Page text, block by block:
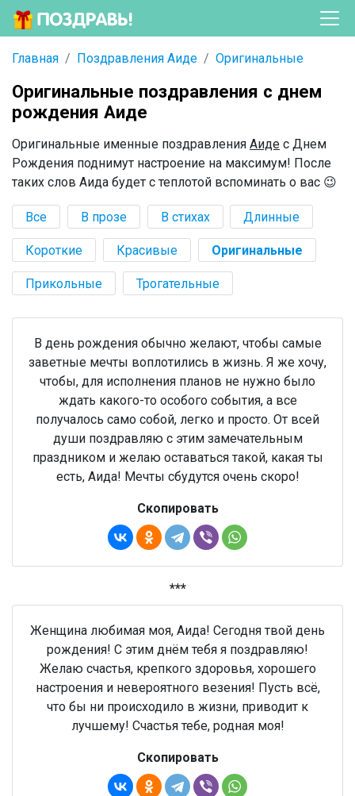
Главная Поздравления Аиде Оригинальные
Оригинальные поздравления с днем
рождения Аиде
Оригинальные именные поздравления Аиде с Днем
Рождения поднимут настроение на максимум! После
таких слов Аида будет с теплотой вспоминать о вас 😉
Все В прозе В стихах Длинные
Короткие Красивые Оригинальные
Прикольные Трогательные
В день рождения обычно желают, чтобы самые
заветные мечты воплотились в жизнь. Я же хочу,
чтобы, для исполнения планов не нужно было
ждать какого-то особого события, а все
получалось само собой, легко и просто. От всей
души поздравляю с этим замечательным
праздником и желаю оставаться такой, какая ты
есть, Аида! Мечты сбудутся очень скоро!
Скопировать
***
Женщина любимая моя, Аида! Сегодня твой день
рождения! С этим днём тебя я поздравляю!
Желаю счастья, крепкого здоровья, хорошего
настроения и невероятного везения! Пусть всё,
что бы ни происходило в жизни, приводит к
лучшему! Счастья тебе, родная моя!
Скопировать